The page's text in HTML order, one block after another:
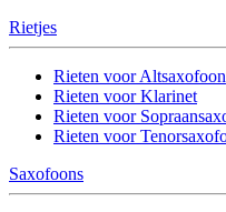
Rietjes
Rieten voor Altsaxofoon
Rieten voor Klarinet
Rieten voor
Rieten voor
Saxofoons